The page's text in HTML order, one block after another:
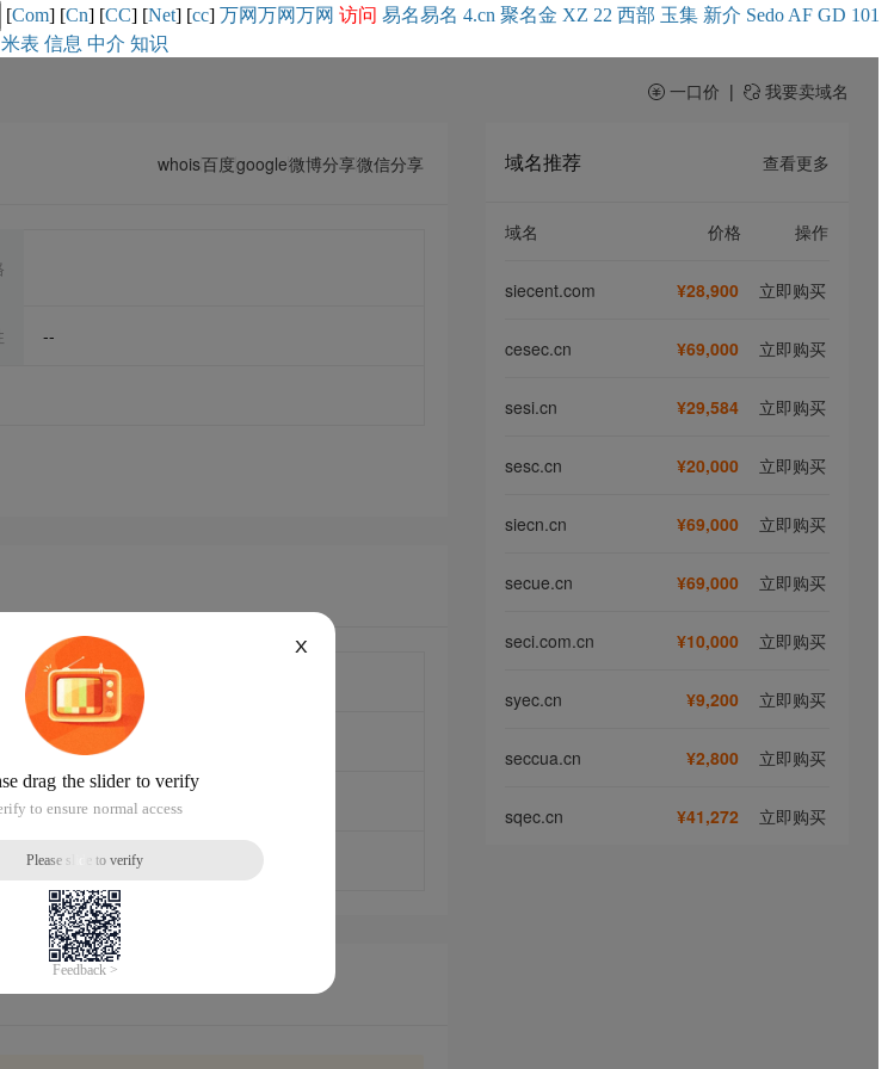
[Com] [Cn] [CC] [Net] [cc] 万网万网万网 访问 易名易名 4.cn 聚名金 XZ 22 西部 玉集 新介 Sedo AF GD 101
米表 信息 中介 知识